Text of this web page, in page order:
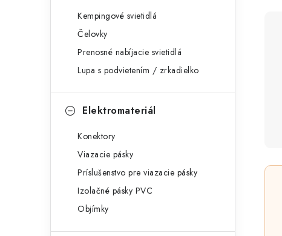
Kempingové svietidlá
Čelovky
Prenosné nabíjacie svietidlá
Lupa s podvietením / zrkadielko
Elektromateriál
Konektory
Viazacie pásky
Príslušenstvo pre viazacie pásky
Izolačné pásky PVC
Objímky